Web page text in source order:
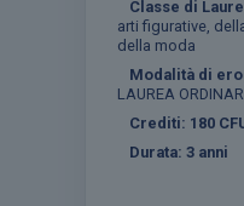
Classe di
arti figurative,
della moda
Modalità di
LAUREA
Crediti: 180
Durata: 3 anni